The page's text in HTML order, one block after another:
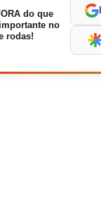
do que
no
rodas!